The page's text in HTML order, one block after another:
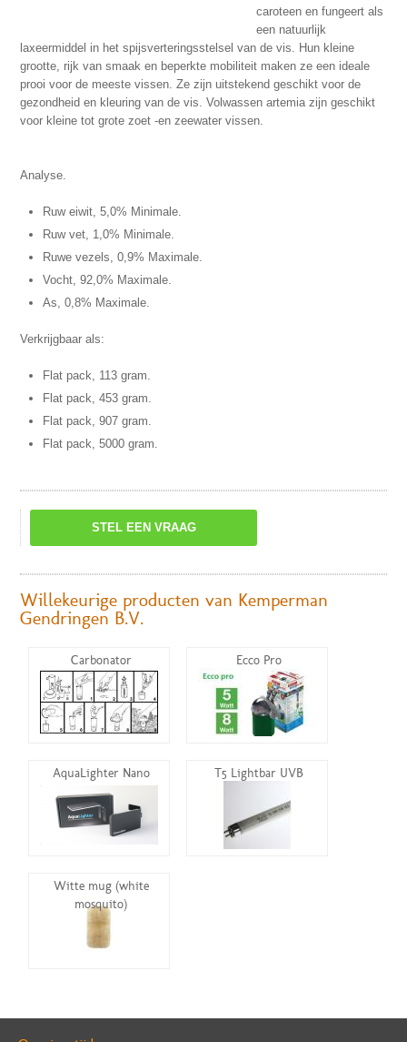
caroteen en fungeert als
een natuurlijk
laxeermiddel in het spijsverteringsstelsel van de vis. Hun kleine
grootte, rijk van smaak en beperkte mobiliteit maken ze een ideale
prooi voor de meeste vissen. Ze zijn uitstekend geschikt voor de
gezondheid en kleuring van de vis. Volwassen artemia zijn geschikt
voor kleine tot grote zoet -en zeewater vissen.
Analyse.
Ruw eiwit, 5,0% Minimale.
Ruw vet, 1,0% Minimale.
Ruwe vezels, 0,9% Maximale.
Vocht, 92,0% Maximale.
As, 0,8% Maximale.
Verkrijgbaar als:
Flat pack, 113 gram.
Flat pack, 453 gram.
Flat pack, 907 gram.
Flat pack, 5000 gram.
STEL EEN VRAAG
Willekeurige producten van Kemperman
Gendringen B.V.
Carbonator Ecco Pro
AquaLighter Nano T5 Lightbar UVB
Witte mug (white
mosquito)